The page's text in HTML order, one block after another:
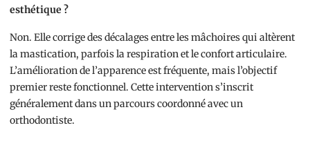
esthétique ?
Non. Elle corrige des décalages entre les mâchoires qui altèrent
la mastication, parfois la respiration et le confort articulaire.
L’amélioration de l’apparence est fréquente, mais l’objectif
premier reste fonctionnel. Cette intervention s’inscrit
généralement dans un parcours coordonné avec un
orthodontiste.